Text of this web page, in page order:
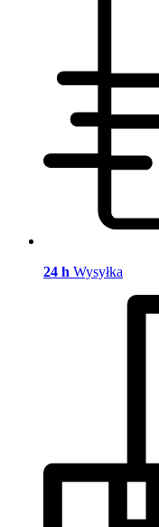
24 h Wysyłka